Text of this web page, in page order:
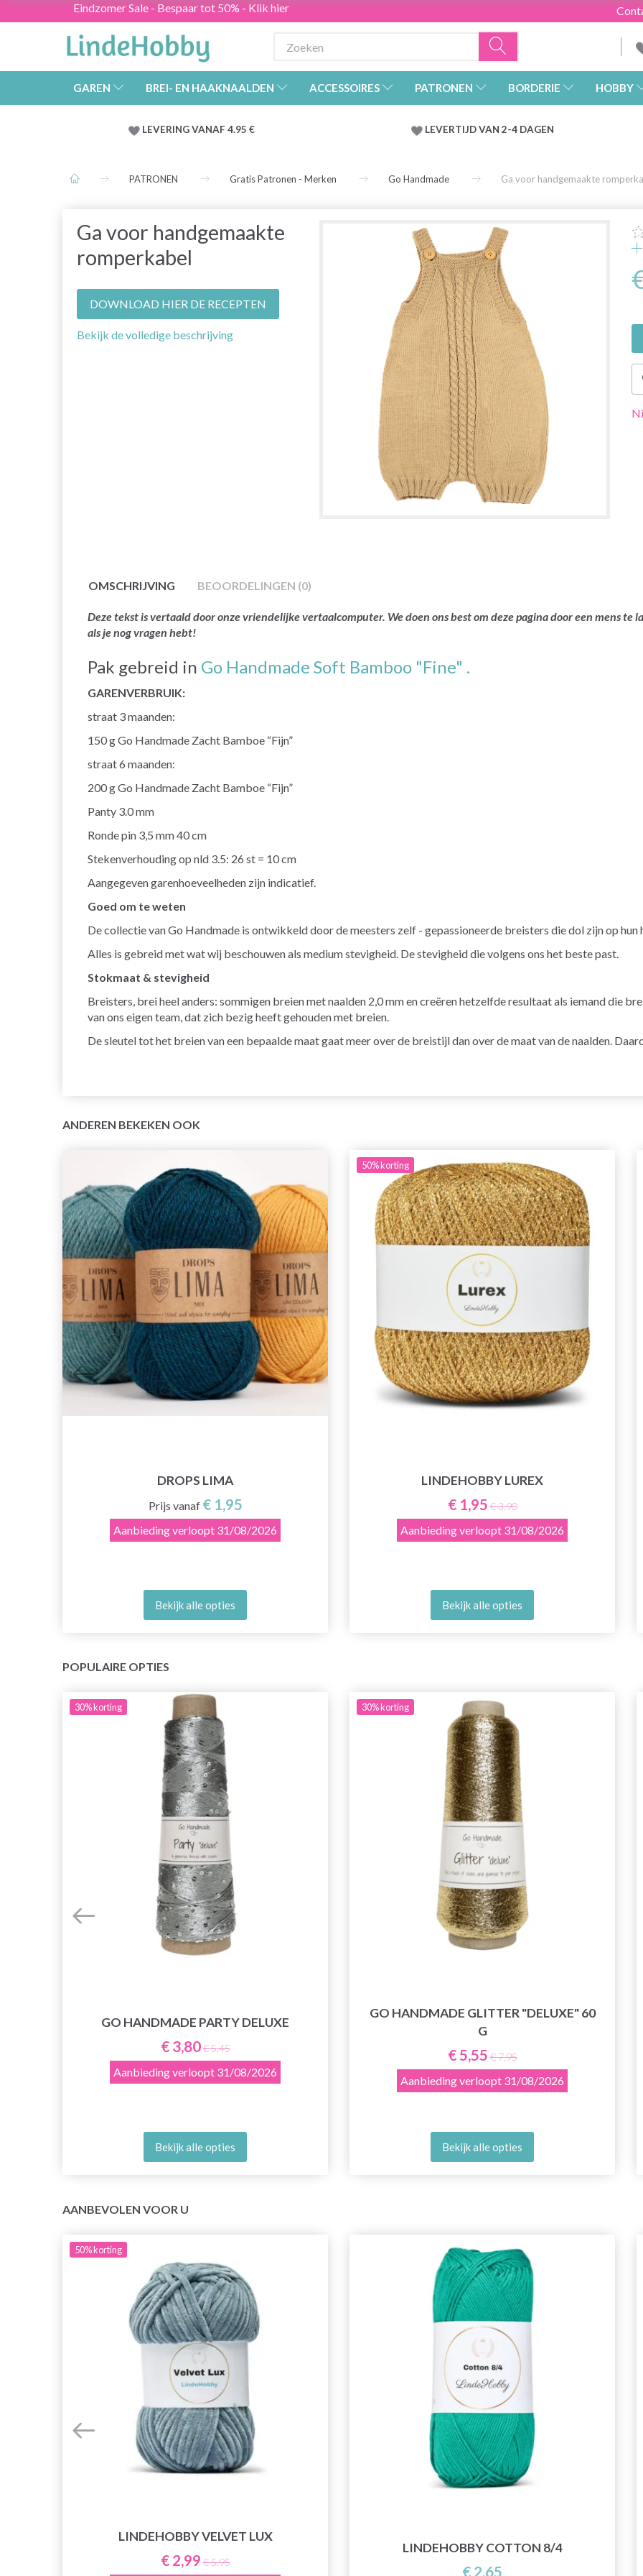
Eindzomer Sale - Bespaar tot 50% - Klik hier
GAREN BREI- EN HAAKNAALDEN ACCESSOIRES PATRONEN BORDERIE HOBBY
LEVERING VANAF 4.95 € LEVERTIJD VAN 2-4 DAGEN
PATRONEN Gratis Patronen - Merken Go Handmade Ga voor handgemaakte
Ga voor handgemaakte
romperkabel
DOWNLOAD HIER DE RECEPTEN
Bekijk de volledige beschrijving
OMSCHRIJVING BEOORDELINGEN (0)
Deze tekst is vertaald door onze vriendelijke vertaalcomputer. We doen ons best om deze pagina door een mens te
als je nog vragen hebt!
Pak gebreid in Go Handmade Soft Bamboo "Fine" .
GARENVERBRUIK:
straat 3 maanden:
150 gGo Handmade Zacht Bamboe “Fijn”
straat 6 maanden:
200 gGo Handmade Zacht Bamboe “Fijn”
Panty 3.0 mm
Ronde pin 3,5 mm 40 cm
Stekenverhouding op nld 3.5: 26 st = 10 cm
Aangegeven garenhoeveelheden zijn indicatief.
Goed om te weten
De collectie van Go Handmade is ontwikkeld door de meesters zelf - gepassioneerde breisters die dol zijn op hun
Alles is gebreid met wat wij beschouwen als medium stevigheid. De stevigheid die volgens ons het beste past.
Stokmaat & stevigheid
Breisters, brei heel anders: sommigen breien met naalden 2,0 mm en creëren hetzelfde resultaat als iemand die
van ons eigen team, dat zich bezig heeft gehouden met breien.
De sleutel tot het breien van een bepaalde maat gaat meer over de breistijl dan over de maat van de naalden.
ANDEREN BEKEKEN OOK
DROPS LIMA
Prijs vanaf € 1,95
Aanbieding verloopt 31/08/2026
Bekijk alle opties
50%korting
LINDEHOBBY LUREX
€ 1,95 € 3,90
Aanbieding verloopt 31/08/2026
Bekijk alle opties
POPULAIRE OPTIES
30%korting
GO HANDMADE PARTY DELUXE
€ 3,80€ 5,45
Aanbieding verloopt 31/08/2026
Bekijk alle opties
30%korting
GO HANDMADE GLITTER "DELUXE" 60
G
€ 5,55 € 7,95
Aanbieding verloopt 31/08/2026
Bekijk alle opties
AANBEVOLEN VOOR U
50%korting
LINDEHOBBY VELVET LUX
€ 2,99 € 5,95
LINDEHOBBY COTTON 8/4
€ 2,65